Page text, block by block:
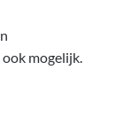
mogelijk.